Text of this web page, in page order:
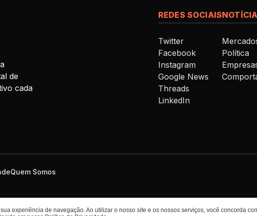
de
cada
REDES SOCIAIS
Twitter
Facebook
Instagram
Google News
Threads
LinkedIn
Política
Quem Somos
experiência de navegação. Ao utilizar o nosso site e os nossos serviços, você concorda